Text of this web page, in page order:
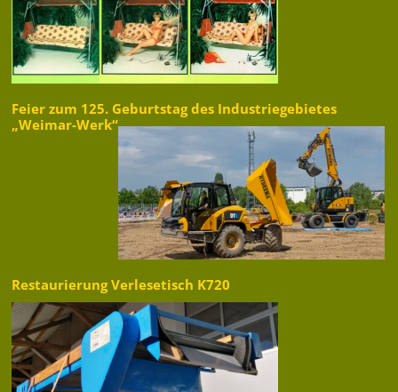
Feier zum 125. Geburtstag des Industriegebietes
„Weimar-Werk“
Restaurierung Verlesetisch K720